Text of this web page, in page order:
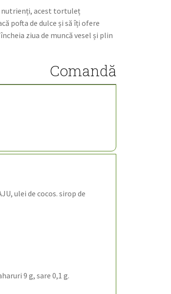
nutrienți, acest tortuleț
pofta de dulce și să îți ofere
ziua de muncă vesel și plin
Comandă
ulei de cocos. sirop de
9 g, sare 0,1 g.